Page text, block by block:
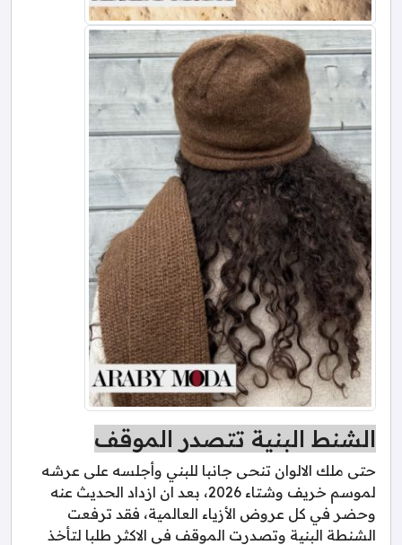
الشنط البنية تتصدر الموقف
حتى ملك الالوان تنحى جانبا للبني وأجلسه على عرشه
لموسم خريف وشتاء 2026، بعد ان ازداد الحديث عنه
وحضر في كل عروض الأزياء العالمية، فقد ترفعت
الشنطة البنية وتصدرت الموقف في الاكثر طلبا لتأخذ